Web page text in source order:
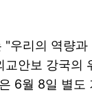
"우리의 역량
교안보 강국의
6월 8일 별